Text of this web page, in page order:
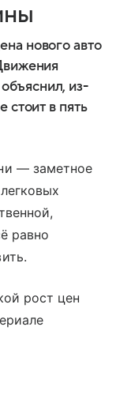
нового авто
из-
стоит в пять
— заметное
равно
рост цен